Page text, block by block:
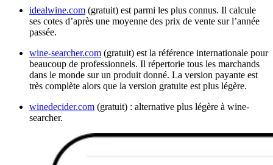
idealwine.com (gratuit) est parmi les plus connus. Il calcule
ses cotes d’après une moyenne des prix de vente sur l’année
passée.
wine-searcher.com (gratuit) est la référence internationale pour
beaucoup de professionnels. Il répertorie tous les marchands
dans le monde sur un produit donné. La version payante est
très complète alors que la version gratuite est plus légère.
winedecider.com (gratuit) : alternative plus légère à wine-
searcher.